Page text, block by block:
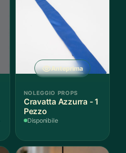
Anteprima
NOLEGGIO PROPS
Cravatta Azzurra - 1
Pezzo
Disponibile